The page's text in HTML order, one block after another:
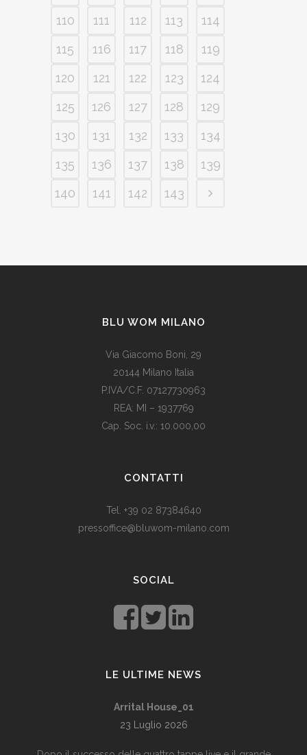
110
111 112 113
114
115
116 117 118
119
120
121 122 123
124
125
126 127 128
129
130
131 132 133
134
135
136 137 138
139
140
141 142 143
BLU WOM MILANO
Via Giacomo Boni, 29
20144 Milano Italia
P.IVA/C.F. 07127730963
REA: MI – 1937769
Cap. Soc. i.v.: 10.000,00
med dagens valutadevaluering må mange av oss ty til billige
stedet for dyre designerklokker.
CONTATTI
Tel. +39 02 87384640
pressoffice@bluwom-milano.com
Rolex replicasono un’ottima opzione che
SOCIAL
LE ULTIME NEWS
Arrital House_01
23 Luglio 2026